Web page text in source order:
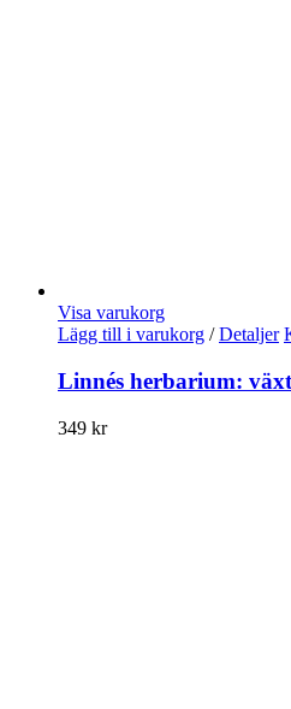
Visa varukorg
Lägg till i varukorg / Detaljer
Linnés herbarium:
349 kr